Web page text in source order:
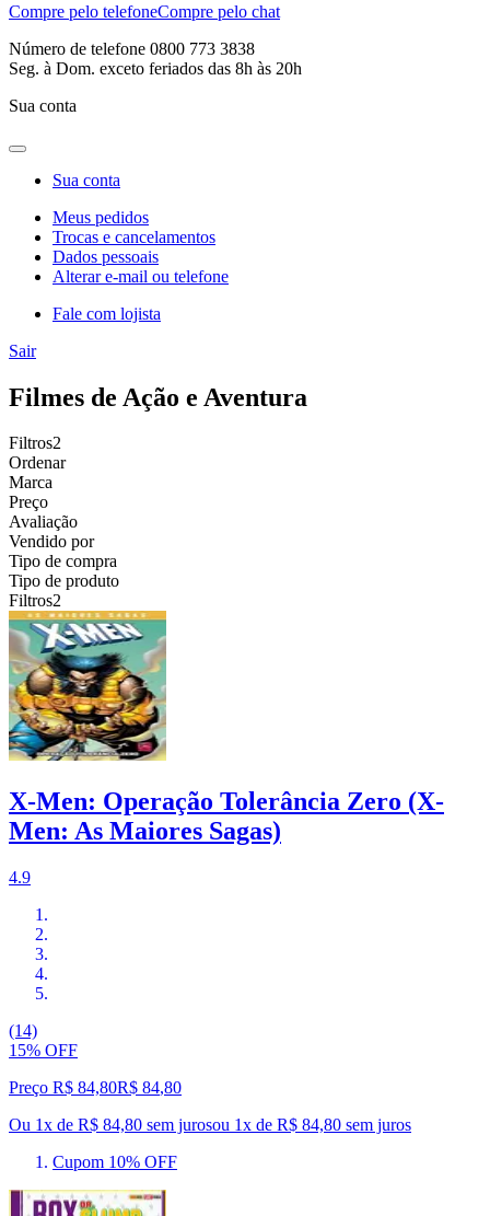
Compre pelo telefoneCompre pelo chat
Número de telefone 0800 773 3838
Seg. à Dom. exceto feriados das 8h às 20h
Sua conta
Sua conta
Meus pedidos
Trocas e cancelamentos
Dados pessoais
Alterar e-mail ou telefone
Fale com lojista
Sair
Filmes de Ação e Aventura
Filtros2
Ordenar
Marca
Preço
Avaliação
Vendido por
Tipo de compra
Tipo de produto
Filtros2
X-Men: Operação Tolerância Zero (X-
Men: As Maiores Sagas)
4.9
(14)
15% OFF
Preço R$ 84,80R$ 84,80
Ou 1x de R$ 84,80 sem jurosou 1x de R$ 84,80 sem juros
Cupom 10% OFF